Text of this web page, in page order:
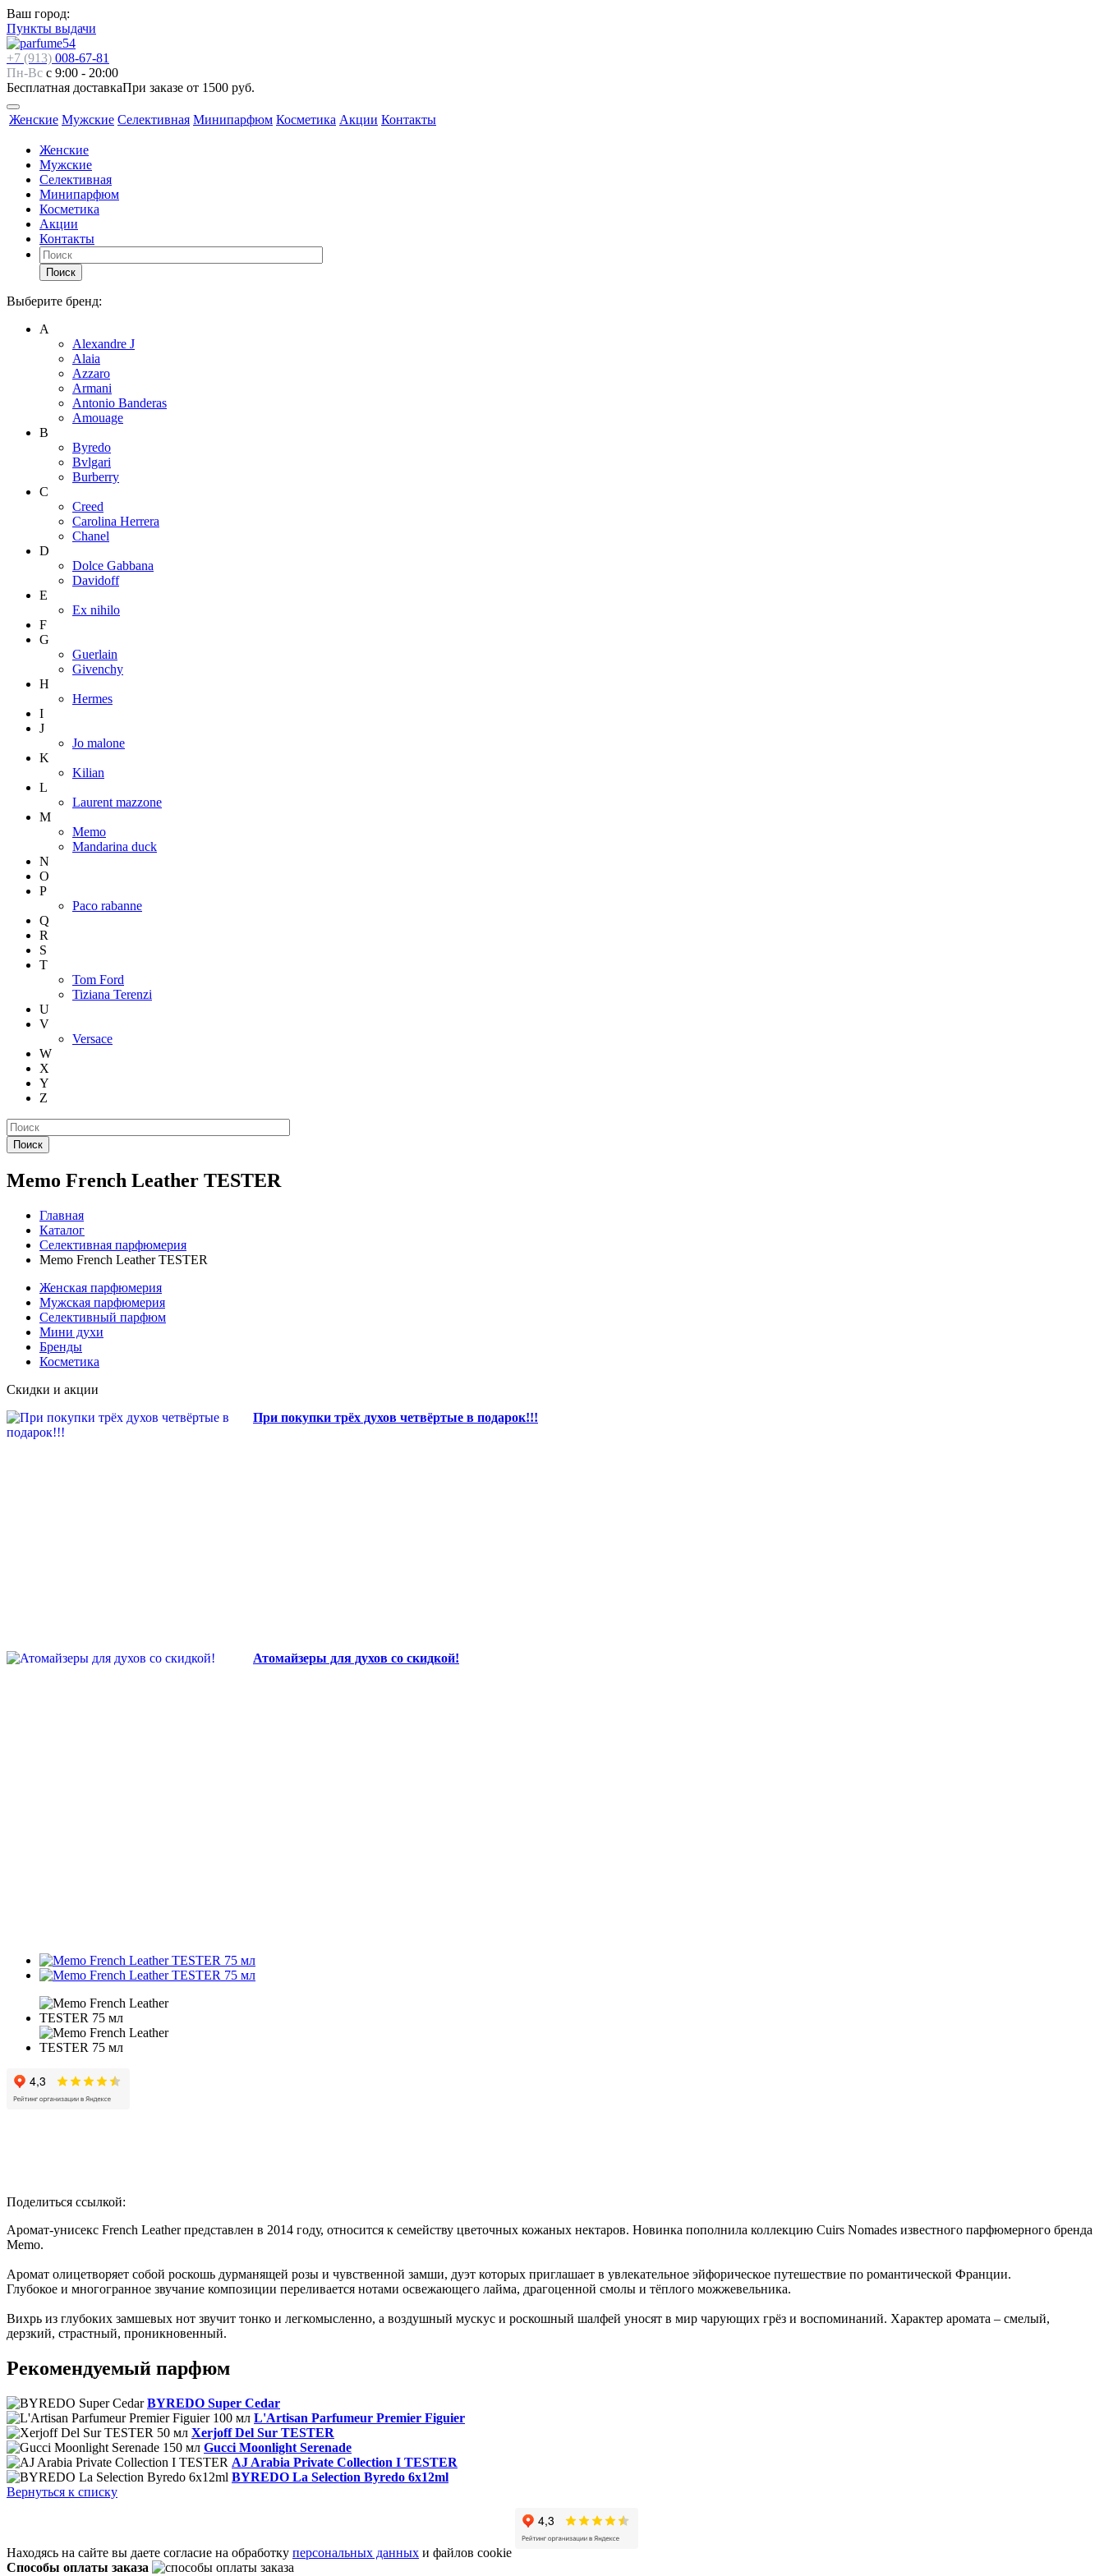
Ваш город:
Пункты выдачи
+7 (913) 008-67-81
Пн-Вс с 9:00 - 20:00
Бесплатная доставкаПри заказе от 1500 руб.
Женские Мужские Селективная Минипарфюм Косметика Акции Контакты
Женские
Мужские
Селективная
Минипарфюм
Косметика
Акции
Контакты
Поиск
Выберите бренд:
А
Alexandre J
Alaia
Azzaro
Armani
Antonio Banderas
Amouage
B
Byredo
Bvlgari
Burberry
C
Creed
Carolina Herrera
Chanel
D
Dolce Gabbana
Davidoff
E
Ex nihilo
F
G
Guerlain
Givenchy
H
Hermes
I
J
Jo malone
K
Kilian
L
Laurent mazzone
M
Memo
Mandarina duck
N
O
P
Paco rabanne
Q
R
S
T
Tom Ford
Tiziana Terenzi
U
V
Versace
W
X
Y
Z
Поиск
Memo French Leather TESTER
Главная
Каталог
Селективная парфюмерия
Memo French Leather TESTER
Женская парфюмерия
Мужская парфюмерия
Селективный парфюм
Мини духи
Бренды
Косметика
Скидки и акции
При покупки трёх духов четвёртые в подарок!!!
Атомайзеры для духов со скидкой!
Поделиться ссылкой:
Аромат-унисекс French Leather представлен в 2014 году, относится к семейству цветочных кожаных нектаров. Новинка пополнила коллекцию Cuirs Nomades известного парфюмерного бренда
Memo.
Аромат олицетворяет собой роскошь дурманящей розы и чувственной замши, дуэт которых приглашает в увлекательное эйфорическое путешествие по романтической Франции.
Глубокое и многогранное звучание композиции переливается нотами освежающего лайма, драгоценной смолы и тёплого можжевельника.
Вихрь из глубоких замшевых нот звучит тонко и легкомысленно, а воздушный мускус и роскошный шалфей уносят в мир чарующих грёз и воспоминаний. Характер аромата – смелый,
дерзкий, страстный, проникновенный.
Рекомендуемый парфюм
BYREDO Super Cedar
L'Artisan Parfumeur Premier Figuier
Xerjoff Del Sur TESTER
Gucci Moonlight Serenade
AJ Arabia Private Collection I TESTER
BYREDO La Selection Byredo 6x12ml
Вернуться к списку
Находясь на сайте вы даете согласие на обработку персональных данных и файлов cookie
Способы оплаты заказа